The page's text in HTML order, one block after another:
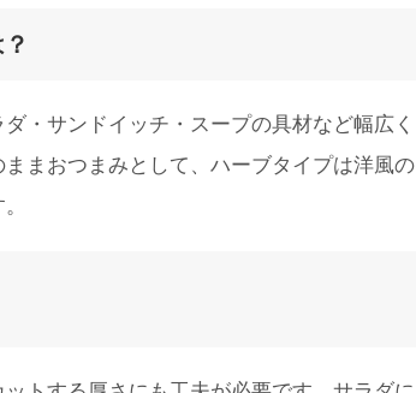
・サンドイッチ・スープの具材など幅広く
まおつまみとして、ハーブタイプは洋風の